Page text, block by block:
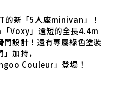
的新「5人座minivan」！
Voxy」還短的全長4.4m
門設計！還有專屬綠色塗裝
加持，
Couleur」登場！